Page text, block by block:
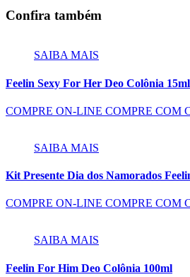
Confira também
SAIBA MAIS
Feelin Sexy For Her Deo Colônia 15ml
COMPRE ON-LINE COMPRE COM
SAIBA MAIS
Kit Presente Dia dos Namorados
COMPRE ON-LINE COMPRE COM
SAIBA MAIS
Feelin For Him Deo Colônia 100ml